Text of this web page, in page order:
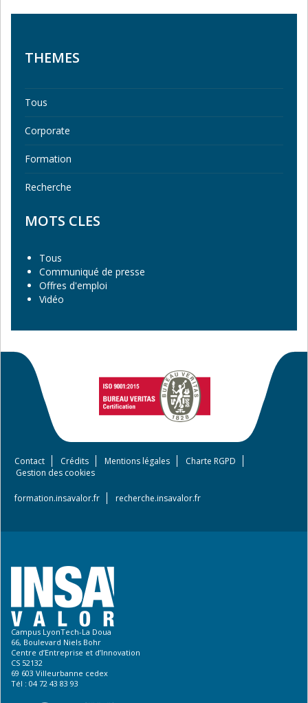
THEMES
Tous
Corporate
Formation
Recherche
MOTS CLES
Tous
Communiqué de presse
Offres d'emploi
Vidéo
Footer
Contact Crédits Mentions légales
Charte RGPD
Gestion des cookies
formation.insavalor.fr recherche.insavalor.fr
Campus LyonTech-La Doua
66, Boulevard Niels Bohr
Centre d’Entreprise et d’Innovation
CS 52132
69 603 Villeurbanne cedex
Tél : 04 72 43 83 93